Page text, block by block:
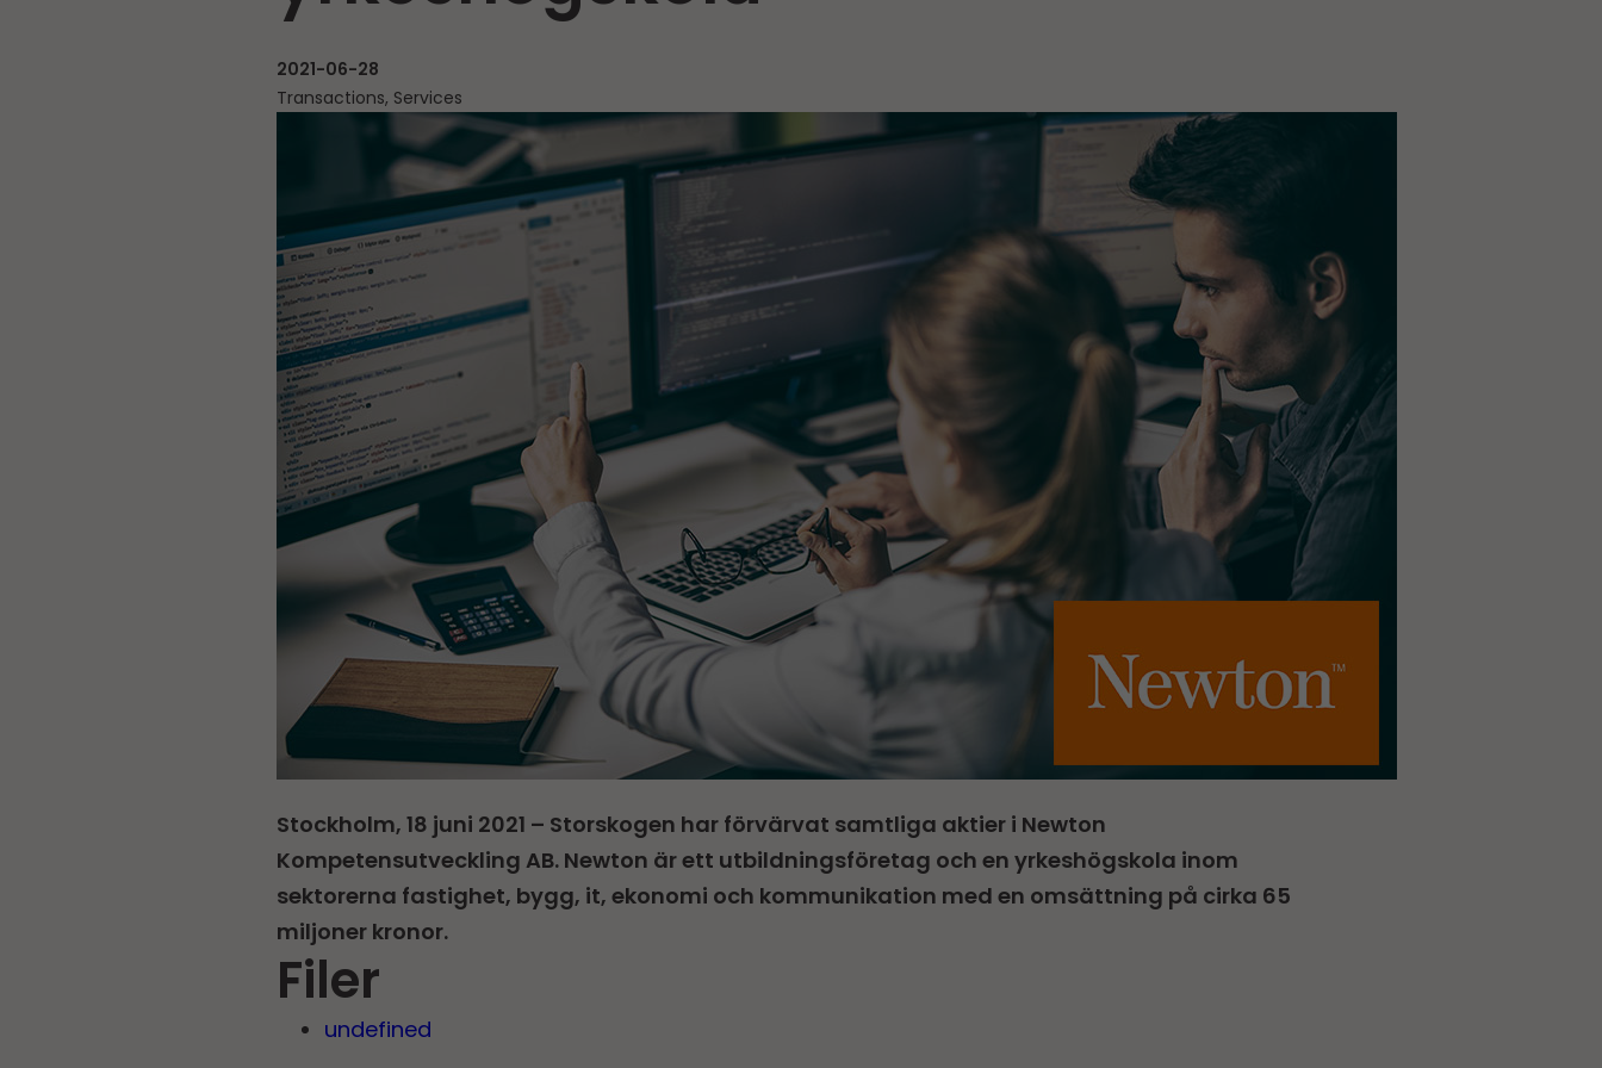
2021-06-28
Transactions, Services
Stockholm, 18 juni 2021 – Storskogen har förvärvat samtliga aktier i Newton
Kompetensutveckling AB. Newton är ett utbildningsföretag och en yrkeshögskola inom
sektorerna fastighet, bygg, it, ekonomi och kommunikation med en omsättning på cirka 65
miljoner kronor.
Filer
undefined